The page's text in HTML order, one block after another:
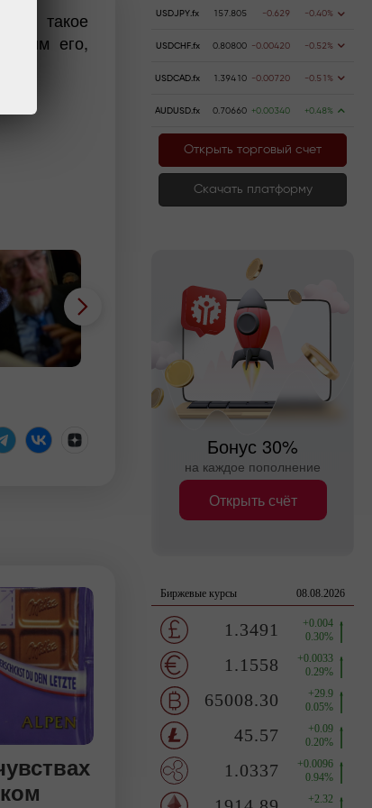
такое
его,
USDJPY.fx 157.805 -0.629 -0.40%
USDCHF.fx 0.80800 -0.00420 -0.52%
USDCAD.fx 1.39410 -0.00720 -0.51%
AUDUSD.fx 0.70660 +0.00340 +0.48%
Открыть торговый счет
Скачать платформу
Бонус 30%
на каждое пополнение
Открыть счёт